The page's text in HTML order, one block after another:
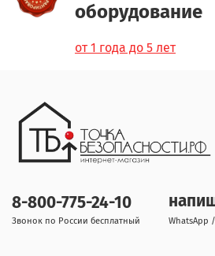
оборудование
от 1 года до 5 лет
8-800-775-24-10
Звонок по России бесплатный WhatsApp